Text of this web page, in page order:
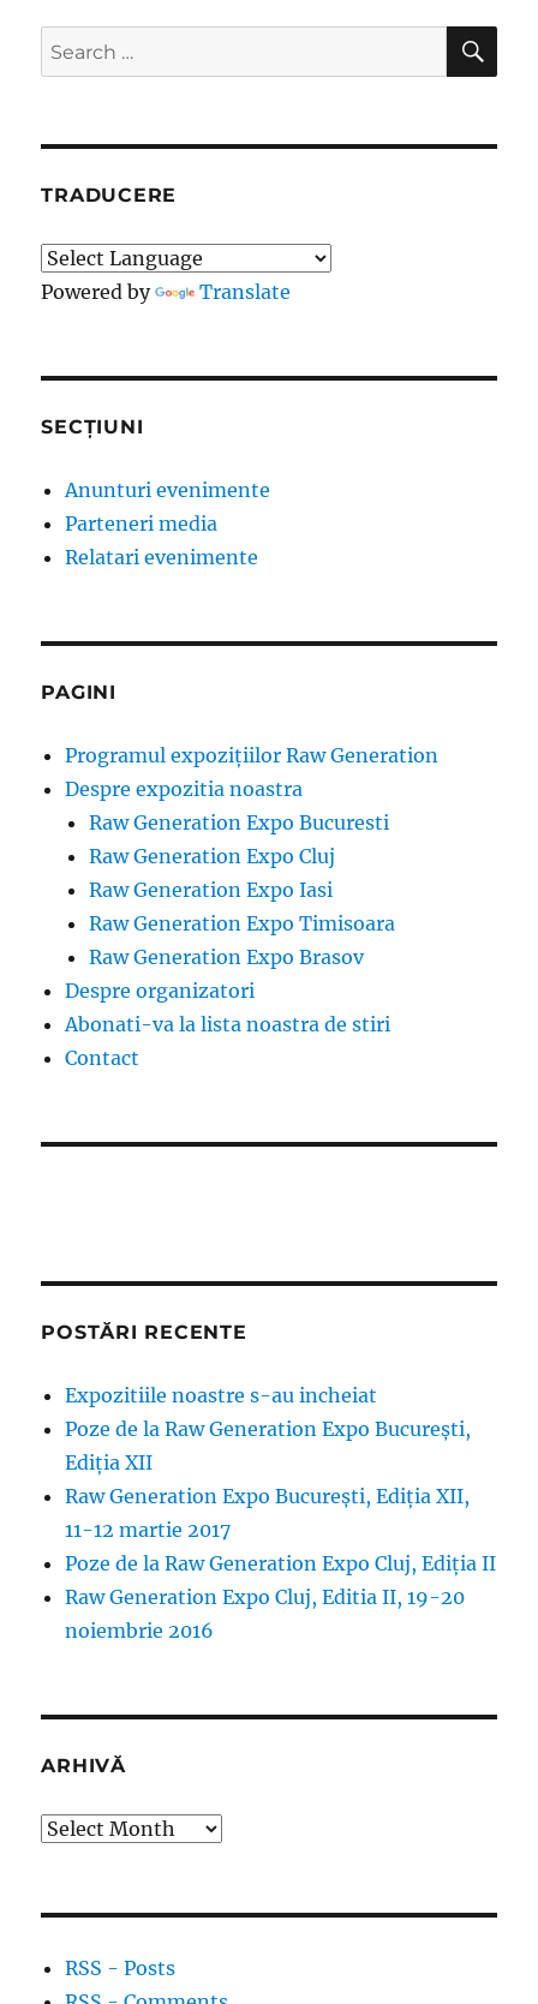
Search
for:
TRADUCERE
Powered by Translate
SECȚIUNI
Anunturi evenimente
Parteneri media
Relatari evenimente
PAGINI
Programul expozițiilor Raw Generation
Despre expozitia noastra
Raw Generation Expo Bucuresti
Raw Generation Expo Cluj
Raw Generation Expo Iasi
Raw Generation Expo Timisoara
Raw Generation Expo Brasov
Despre organizatori
Abonati-va la lista noastra de stiri
Contact
POSTĂRI RECENTE
Expozitiile noastre s-au incheiat
Poze de la Raw Generation Expo București,
Ediția XII
Raw Generation Expo București, Ediția XII,
11-12 martie 2017
Poze de la Raw Generation Expo Cluj, Ediția II
Raw Generation Expo Cluj, Editia II, 19-20
noiembrie 2016
ARHIVĂ
Arhivă
RSS - Posts